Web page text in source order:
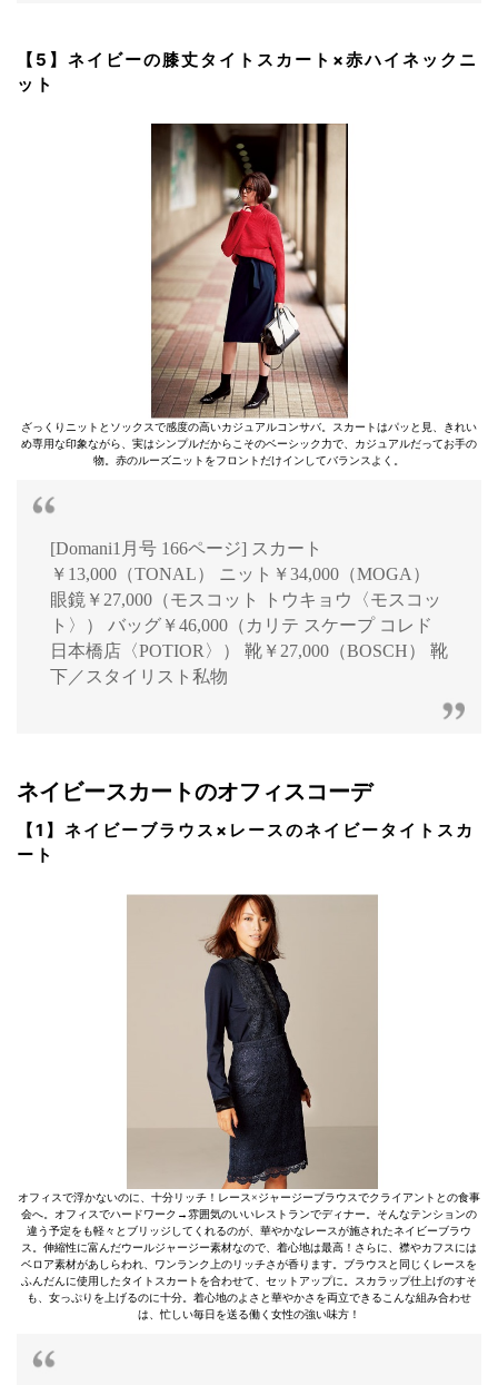
【5】ネイビーの膝丈タイトスカート×赤ハイネックニ
ット
ざっくりニットとソックスで感度の高いカジュアルコンサバ。スカートはパッと見、きれい
め専用な印象ながら、実はシンプルだからこそのベーシック力で、カジュアルだってお手の
物。赤のルーズニットをフロントだけインしてバランスよく。
[Domani1月号 166ページ] スカート
￥13,000（TONAL） ニット￥34,000（MOGA）
眼鏡￥27,000（モスコット トウキョウ〈モスコッ
ト〉） バッグ￥46,000（カリテ スケープ コレド
日本橋店〈POTIOR〉） 靴￥27,000（BOSCH） 靴
下／スタイリスト私物
ネイビースカートのオフィスコーデ
【1】ネイビーブラウス×レースのネイビータイトスカ
ート
オフィスで浮かないのに、十分リッチ！レース×ジャージーブラウスでクライアントとの食事
会へ。オフィスでハードワーク→雰囲気のいいレストランでディナー。そんなテンションの
違う予定をも軽々とブリッジしてくれるのが、華やかなレースが施されたネイビーブラウ
ス。伸縮性に富んだウールジャージー素材なので、着心地は最高！さらに、襟やカフスには
ベロア素材があしらわれ、ワンランク上のリッチさが香ります。ブラウスと同じくレースを
ふんだんに使用したタイトスカートを合わせて、セットアップに。スカラップ仕上げのすそ
も、女っぷりを上げるのに十分。着心地のよさと華やかさを両立できるこんな組み合わせ
は、忙しい毎日を送る働く女性の強い味方！